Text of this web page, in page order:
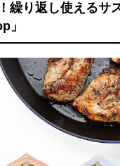
繰り返し使えるサ
」